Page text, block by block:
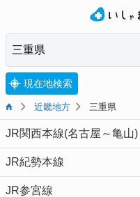
現在地検索
近畿地方 三重県
JR関西本線(名古屋～亀山)
JR紀勢本線
JR参宮線